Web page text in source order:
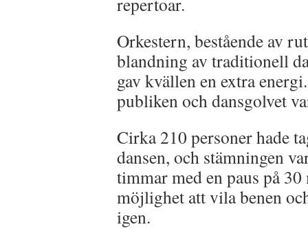
Orkestern, bestående av
blandning av traditionell
gav kvällen en extra
publiken och dansgolvet
Cirka 210 personer hade
dansen, och stämningen
timmar med en paus på
möjlighet att vila benen
igen.